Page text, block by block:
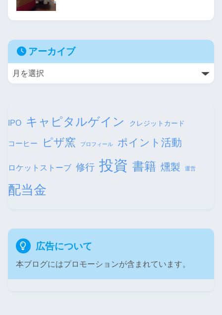
アーカイブ
IPO キャピタルゲイン クレジットカード
コーヒー ピザ窯 プロフィール ポイント活動
ロケットストーブ 修行 投資 書籍 燻製 運営
配当金
広告について
本ブログにはプロモーションが含まれています。